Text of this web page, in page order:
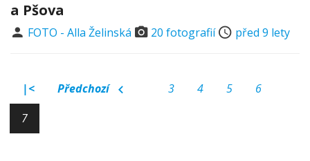
a Pšova
FOTO - Alla Želinská 20 fotografií před 9 lety
|< Předchozí 3 4 5
6
7